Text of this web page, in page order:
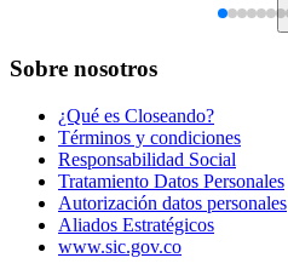
Sobre nosotros
¿Qué es Closeando?
Términos y condiciones
Responsabilidad Social
Tratamiento Datos Personales
Autorización datos personales
Aliados Estratégicos
www.sic.gov.co